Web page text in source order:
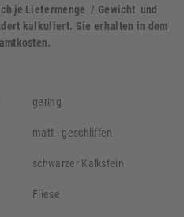
je Liefermenge / Gewicht und
kalkuliert. Sie erhalten in dem
gering
matt - geschliffen
schwarzer Kalkstein
Fliese